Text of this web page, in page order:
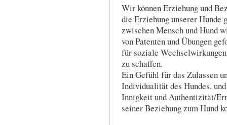
Wir können Erziehung und
die Erziehung unserer Hunde
zwischen Mensch und Hund
von Patenten und Übungen
für soziale
zu schaffen.
Ein Gefühl für das Zulassen
Individualität des Hundes,
Innigkeit und Authentizität/
seiner Beziehung zum Hund